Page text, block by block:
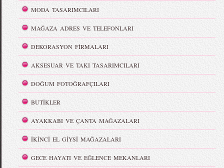
MODA TASARIMCILARI
MAĞAZA ADRES VE TELEFONLARI
DEKORASYON FİRMALARI
AKSESUAR VE TAKI TASARIMCILARI
DOĞUM FOTOĞRAFÇILARI
BUTİKLER
AYAKKABI VE ÇANTA MAĞAZALARI
İKİNCİ EL GİYSİ MAĞAZALARI
GECE HAYATI VE EĞLENCE MEKANLARI